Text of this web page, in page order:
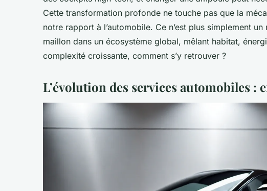
Cette transformation profonde ne touche pas que la
notre rapport à l’automobile. Ce n’est plus simplement
maillon dans un écosystème global, mêlant habitat,
complexité croissante, comment s’y retrouver ?
L’évolution des services automobiles :